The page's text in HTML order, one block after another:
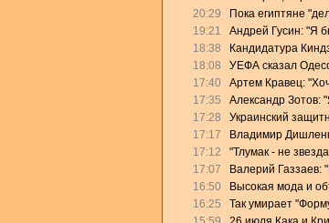
20:29
Пока египтяне
19:21
Андрей Гусин: "Я
18:38
Кандидатура
18:08
УЕФА сказал
17:40
Артем Кравец:
17:35
Александр Зотов:
17:28
Украинский
17:17
Владимир
17:12
"Тлумак - не
17:07
Валерий Газзаев:
16:50
Высокая мода и
16:25
Так умирает